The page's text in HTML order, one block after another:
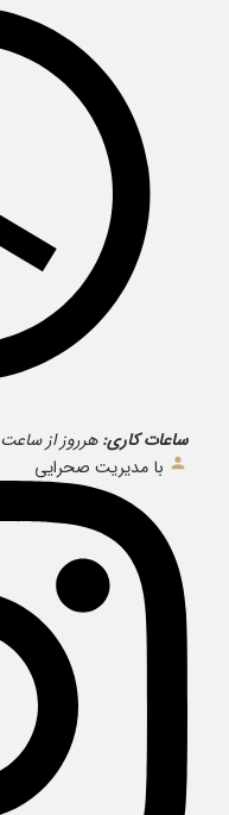
ساعات کاری: هرروز از ساعت ۱۰ تا ۱۷
با مدیریت صحرایی